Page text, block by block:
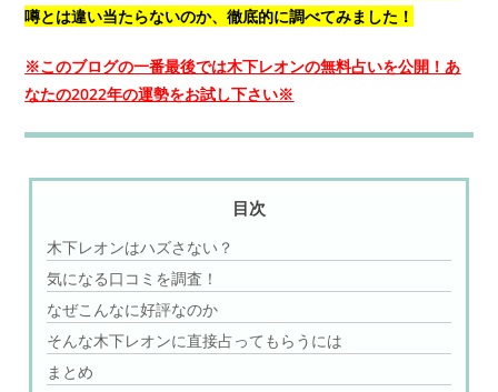
噂とは違い当たらないのか、徹底的に調べてみました！
※このブログの一番最後では木下レオンの無料占いを公開！あ
なたの2022年の運勢をお試し下さい※
目次
木下レオンはハズさない？
気になる口コミを調査！
なぜこんなに好評なのか
そんな木下レオンに直接占ってもらうには
まとめ